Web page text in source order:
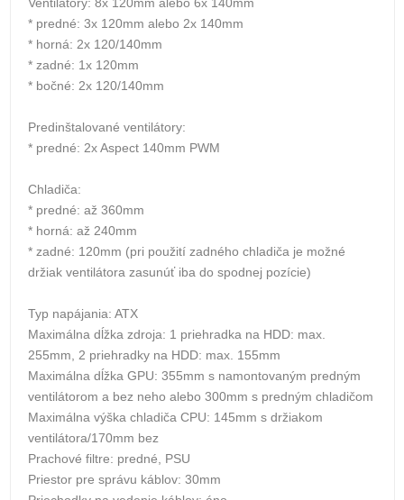
* predné: 3x 120mm alebo 2x 140mm
* horná: 2x 120/140mm
* zadné: 1x 120mm
* bočné: 2x 120/140mm
Predinštalované ventilátory:
* predné: 2x Aspect 140mm PWM
Chladiča:
* predné: až 360mm
* horná: až 240mm
* zadné: 120mm (pri použití zadného chladiča je možné
držiak ventilátora zasunúť iba do spodnej pozície)
Typ napájania: ATX
Maximálna dĺžka zdroja: 1 priehradka na HDD: max.
255mm, 2 priehradky na HDD: max. 155mm
Maximálna dĺžka GPU: 355mm s namontovaným predným
ventilátorom a bez neho alebo 300mm s predným chladičom
Maximálna výška chladiča CPU: 145mm s držiakom
ventilátora/170mm bez
Prachové filtre: predné, PSU
Priestor pre správu káblov: 30mm